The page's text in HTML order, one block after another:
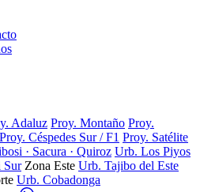
Adaluz Proy. Montaño Proy.
Proy. Céspedes Sur / F1 Proy. Satélite
· Sacura · Quiroz Urb. Los Piyos
Sur Zona Este Urb. Tajibo del Este
Urb. Cobadonga